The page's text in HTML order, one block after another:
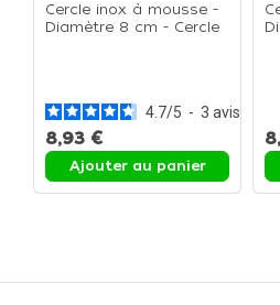
Cercle inox à mousse -
Diamètre 8 cm - Cercle
4.7/5 - 3 avis
8,93 €
Ajouter au panier